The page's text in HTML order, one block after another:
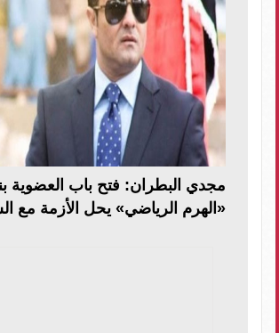
مجدي البطران: فتح باب العضوية
«الهرم الرياضي» يحل الأزمة مع